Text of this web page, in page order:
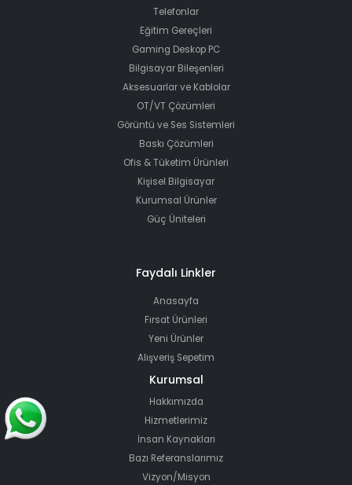
Telefonlar
Eğitim Gereçleri
Gaming Deskop PC
Bilgisayar Bileşenleri
Aksesuarlar ve Kablolar
OT/VT Çözümleri
Görüntü ve Ses Sistemleri
Baskı Çözümleri
Ofis & Tüketim Ürünleri
Kişisel Bilgisayar
Kurumsal Ürünler
Güç Üniteleri
Faydalı Linkler
Anasayfa
Fırsat Ürünleri
Yeni Ürünler
Alışveriş Sepetim
Kurumsal
Hakkımızda
Hizmetlerimiz
İnsan Kaynakları
Bazı Referanslarımız
Vizyon/Misyon